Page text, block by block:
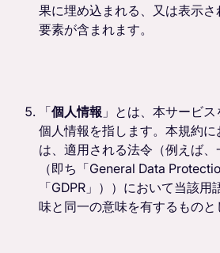
果に埋め込まれる、又は表示
要素が含まれます。
「個人情報 」とは、本サービ
個人情報を指します。本規約に
は、適用される法令（例えば
（即ち「General Data
「GDPR」））において当該
味と同一の意味を有するものと